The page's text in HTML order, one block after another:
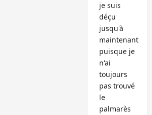
je suis
déçu
jusqu'à
maintenant
puisque je
n'ai
toujours
pas trouvé
le
palmarès